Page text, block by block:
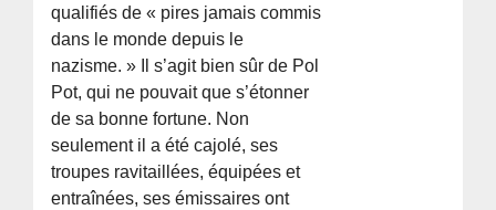
qualifiés de « pires jamais commis
dans le monde depuis le
nazisme. » Il s’agit bien sûr de Pol
Pot, qui ne pouvait que s’étonner
de sa bonne fortune. Non
seulement il a été cajolé, ses
troupes ravitaillées, équipées et
entraînées, ses émissaires ont